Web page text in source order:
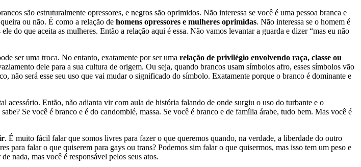
são estruturalmente opressores, e negros são oprimidos. Não interessa se você é uma pessoa branca e
ou não. É como a relação de homens opressores e mulheres oprimidas. Não interessa se o homem é
do que aceita as mulheres. Então a relação aqui é essa. Não vamos levantar a guarda e dizer “mas eu não
ser uma troca. No entanto, exatamente por ser uma relação de privilégio envolvendo raça, classe ou
dele para a sua cultura de origem. Ou seja, quando brancos usam símbolos afro, esses símbolos vão
não será esse seu uso que vai mudar o significado do símbolo. Exatamente porque o branco é dominante e
acessório. Então, não adianta vir com aula de história falando de onde surgiu o uso do turbante e o
sabe? Se você é branco e é do candomblé, massa. Se você é branco e de família árabe, tudo bem. Mas você é
. É muito fácil falar que somos livres para fazer o que queremos quando, na verdade, a liberdade do outro
para falar o que quiserem para gays ou trans? Podemos sim falar o que quisermos, mas isso tem um peso e
nada, mas você é responsável pelos seus atos.